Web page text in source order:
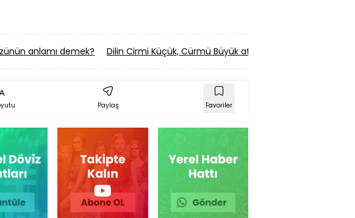
anlamı demek? Dilin Cirmi Küçük, Cürmü Büyük atasözünün anlamı demek?
Paylaş Favoriler